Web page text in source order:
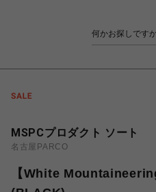
MSPCプロダクト ソート
名古屋PARCO
【White